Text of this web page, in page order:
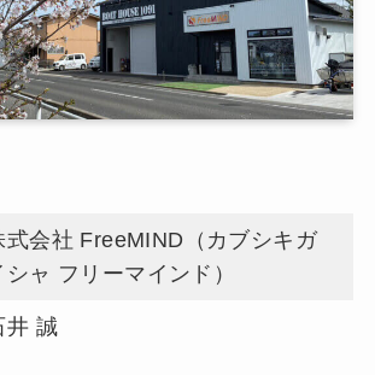
式会社 FreeMIND（カブシキガ
シャ フリーマインド）
井 誠